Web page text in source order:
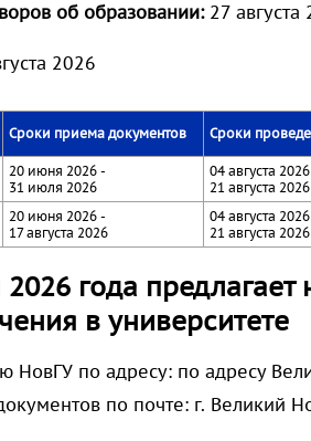
об образовании:27 августа
2026
Сроки приема документов Сроки
20 июня 2026 -
31 июля 2026
04 августа
21 августа 2026
20 июня 2026 -
17 августа 2026
04 августа
21 августа 2026
года
в университете
по адресу: по адресу
по почте: г. Великий